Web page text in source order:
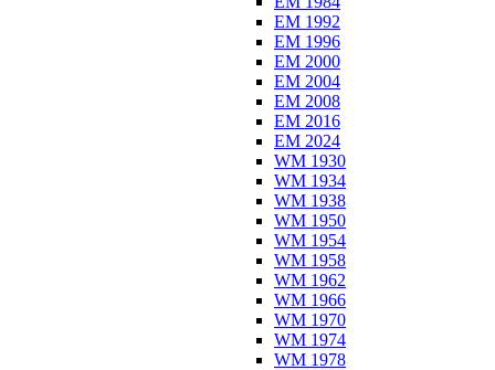
EM 1992
EM 1996
EM 2000
EM 2004
EM 2008
EM 2016
EM 2024
WM 1930
WM 1934
WM 1938
WM 1950
WM 1954
WM 1958
WM 1962
WM 1966
WM 1970
WM 1974
WM 1978